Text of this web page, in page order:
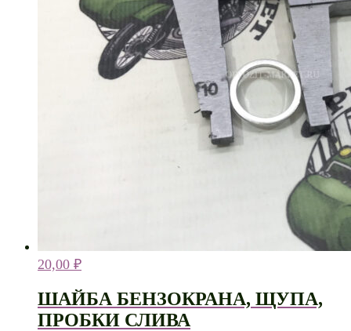
20,00 ₽
ШАЙБА БЕНЗОКРАНА, ЩУПА,
ПРОБКИ СЛИВА